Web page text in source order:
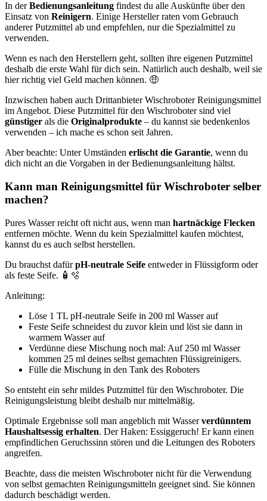
In derBedienungsanleitung findest du alle Auskünfte über den
Einsatz von Reinigern. Einige Hersteller raten vom Gebrauch
anderer Putzmittel ab und empfehlen, nur die Spezialmittel zu
verwenden.
Wenn es nach den Herstellern geht, sollten ihre eigenen Putzmittel
deshalb die erste Wahl für dich sein. Natürlich auch deshalb, weil sie
hier richtig viel Geld machen können. 🤑
Inzwischen haben auch Drittanbieter Wischroboter Reinigungsmittel
im Angebot. Diese Putzmittel für den Wischroboter sind viel
günstiger als die Originalprodukte – du kannst sie bedenkenlos
verwenden – ich mache es schon seit Jahren.
Aber beachte: Unter Umständen erlischt die Garantie, wenn du
dich nicht an die Vorgaben in der Bedienungsanleitung hältst.
Kann man Reinigungsmittel für Wischroboter selber
machen?
Pures Wasser reicht oft nicht aus, wenn man hartnäckige Flecken
entfernen möchte. Wenn du kein Spezialmittel kaufen möchtest,
kannst du es auch selbst herstellen.
Du brauchst dafürpH-neutrale Seife entweder in Flüssigform oder
als feste Seife. 🧴🫧
Anleitung:
Löse 1 TL pH-neutrale Seife in 200 ml Wasser auf
Feste Seife schneidest du zuvor klein und löst sie dann in
warmem Wasser auf
Verdünne diese Mischung noch mal: Auf 250 ml Wasser
kommen 25 ml deines selbst gemachten Flüssigreinigers.
Fülle die Mischung in den Tank des Roboters
So entsteht ein sehr mildes Putzmittel für den Wischroboter. Die
Reinigungsleistung bleibt deshalb nur mittelmäßig.
Optimale Ergebnisse soll man angeblich mit Wasserverdünntem
Haushaltsessig erhalten. Der Haken: Essiggeruch! Er kann einen
empfindlichen Geruchssinn stören und die Leitungen des Roboters
angreifen.
Beachte, dass die meisten Wischroboter nicht für die Verwendung
von selbst gemachten Reinigungsmitteln geeignet sind. Sie können
dadurch beschädigt werden.